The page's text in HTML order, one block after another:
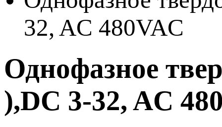
32, AC 480VAC
Однофазное
),DC 3-32, AC